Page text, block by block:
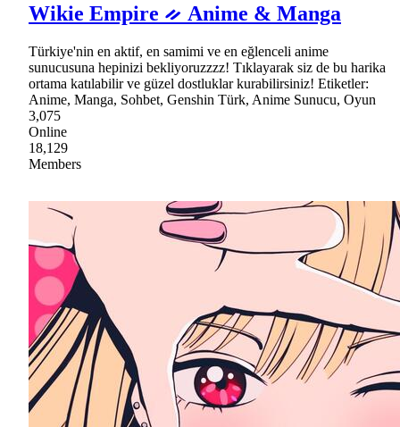
Wikie Empire ᨀ Anime & Manga
Türkiye'nin en aktif, en samimi ve en eğlenceli anime
sunucusuna hepinizi bekliyoruzzzz! Tıklayarak siz de bu harika
ortama katılabilir ve güzel dostluklar kurabilirsiniz! Etiketler:
Anime, Manga, Sohbet, Genshin Türk, Anime Sunucu, Oyun
3,075
Online
18,129
Members